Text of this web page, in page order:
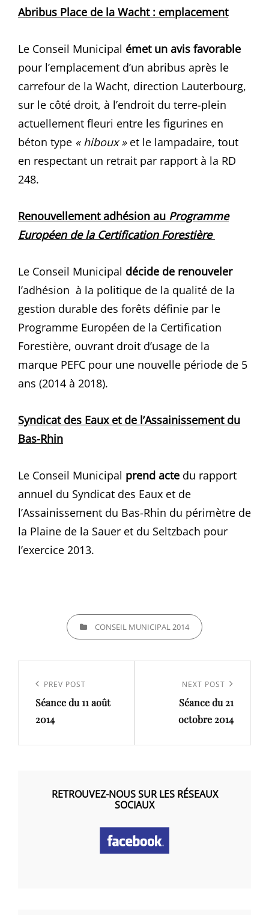
Abribus Place de la Wacht : emplacement
Le Conseil Municipal émet un avis favorable
pour l’emplacement d’un abribus après le
carrefour de la Wacht, direction Lauterbourg,
sur le côté droit, à l’endroit du terre-plein
actuellement fleuri entre les figurines en
béton type « hiboux »et le lampadaire, tout
en respectant un retrait par rapport à la RD
248.
Renouvellement adhésion au Programme
Européen de la Certification Forestière
Le Conseil Municipal décide de renouveler
l’adhésion à la politique de la qualité de la
gestion durable des forêts définie par le
Programme Européen de la Certification
Forestière, ouvrant droit d’usage de la
marque PEFC pour une nouvelle période de 5
ans (2014 à 2018).
Syndicat des Eaux et de l’Assainissement du
Bas-Rhin
Le Conseil Municipal prend acte du rapport
annuel du Syndicat des Eaux et de
l’Assainissement du Bas-Rhin du périmètre de
la Plaine de la Sauer et du Seltzbach pour
l’exercice 2013.
CATEGORIESCONSEIL MUNICIPAL 2014
l’article
Previous
Post
PREV POST
Séance du 11 août
2014
NEXT POST
Séance du 21
octobre 2014
RETROUVEZ-NOUS SUR LES RÉSEAUX
SOCIAUX